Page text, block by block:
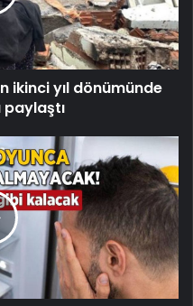
ikinci yıl dönümünde
paylaştı